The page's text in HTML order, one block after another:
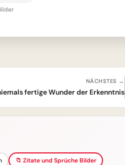
NÄCHSTES →
fertige Wunder der Erkenntnis
📁 Zitate und Sprüche Bilder